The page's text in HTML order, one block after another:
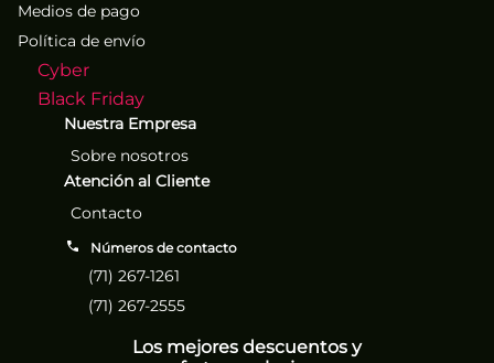
Medios de pago
Política de envío
Cyber
Black Friday
Nuestra Empresa
Sobre nosotros
Atención al Cliente
Contacto
Números de contacto
(71) 267-1261
(71) 267-2555
Los mejores descuentos y